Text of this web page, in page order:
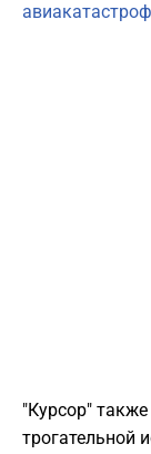
"Курсор"
трогательной